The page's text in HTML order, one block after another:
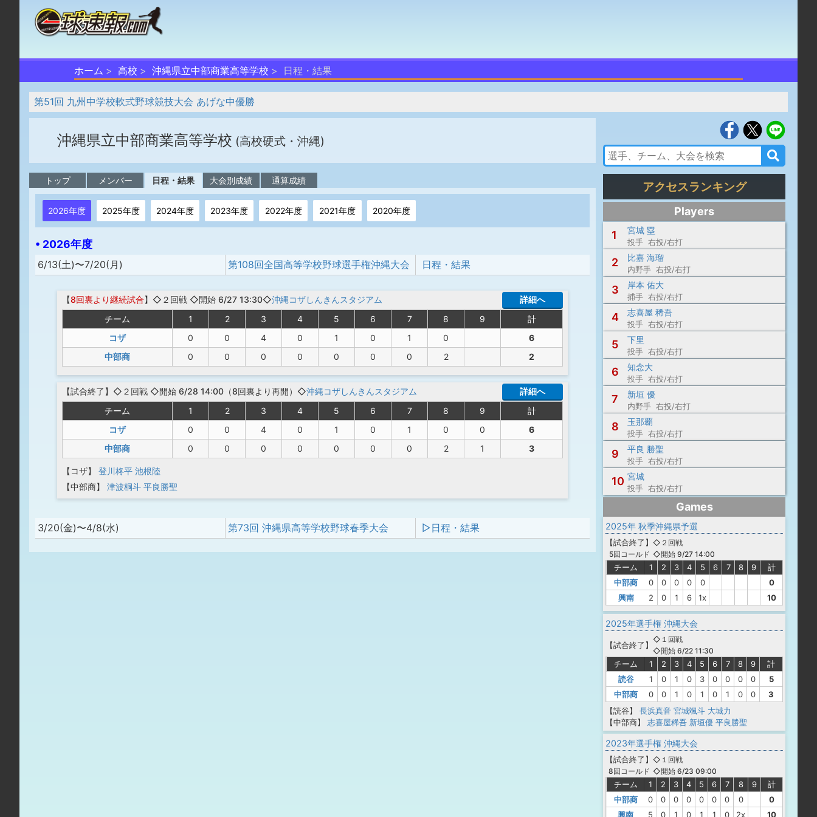
ホーム 高校 沖縄県立中部商業高等学校 日程・結果
第51回 九州中学校軟式野球競技大会 あげな中優勝
沖縄県立中部商業高等学校 (高校硬式・沖縄)
トップ メンバー 日程・結果 大会別成績 通算成績
2026年度 2025年度 2024年度 2023年度 2022年度 2021年度 2020年度
• 2026年度
6/13(土)〜7/20(月) 第108回全国高等学校野球選手権沖縄大会 日程・結果
【8回裏より継続試合】◇２回戦 ◇開始 6/27 13:30◇沖縄コザしんきんスタジアム
チーム
1 2 3 4 5 6 7 8 9
計
コザ
0 0 4 0 1 0 1 0
6
中部商
0 0 0 0 0 0 0 2 2
詳細へ
【試合終了 】◇２回戦 ◇開始 6/28 14:00（8回裏より再開）◇沖縄コザしんきんスタジアム
チーム
1 2 3 4 5 6 7 8 9
計
コザ
0 0 4 0 1 0 1 0 0
6
中部商
0 0 0 0 0 0 0 2 1 3
【コザ】 登川柊平 池根陸
【中部商】
津波桐斗 平良勝聖
詳細へ
3/20(金)〜4/8(水) 第73回 沖縄県高等学校野球春季大会 ▷日程・結果
アクセスランキング
Players
1
宮城 塁
投手 右投/右打
2 比嘉 海瑠
内野手 右投/右打
3 岸本 佑大
捕手 右投/右打
4 志喜屋 稀吾
投手 右投/右打
5 下里
投手 右投/右打
6 知念大
投手 右投/右打
7 新垣 優
内野手 右投/右打
8 玉那覇
投手 右投/右打
9 平良 勝聖
投手 右投/右打
10 宮城
投手 右投/右打
Games
2025年 秋季沖縄県予選
【試合終了 】
5回コールド
◇２回戦
◇開始 9/27 14:00
チーム 1 2 3 4 5 6 7 8 9
計
中部商
0 0 0 0 0
0
興南
2 0 1 6 1x 10
2025年選手権 沖縄大会
【試合終了 】
◇１回戦
◇開始 6/22 11:30
チーム 1 2 3 4 5 6 7 8 9
計
読谷
1 0 1 0 3 0 0 0 0
5
中部商
0 0 1 0 1 0 1 0 0
3
【読谷】
長浜真音 宮城颯斗 大城力
【中部商】
志喜屋稀吾 新垣優 平良勝聖
2023年選手権 沖縄大会
【試合終了 】
8回コールド
◇１回戦
◇開始 6/23 09:00
チーム 1 2 3 4 5 6 7 8 9
計
中部商
0 0 0 0 0 0 0 0
0
興南
5 0 1 0 1 1 0 2x 10